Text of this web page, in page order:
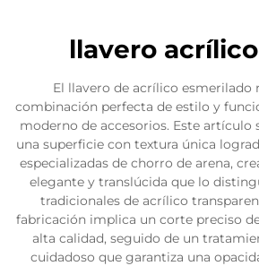
llavero
El llavero de acrílico esmerilado
combinación perfecta de estilo y
moderno de accesorios. Este artículo
una superficie con textura única
especializadas de chorro de arena,
elegante y translúcida que lo
tradicionales de acrílico
fabricación implica un corte preciso
alta calidad, seguido de un
cuidadoso que garantiza una